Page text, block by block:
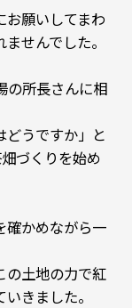
お願いしてまわ
せんでした。
の所長さんに相
どうですか」と
づくりを始め
確かめながら一
の土地の力で紅
きました。